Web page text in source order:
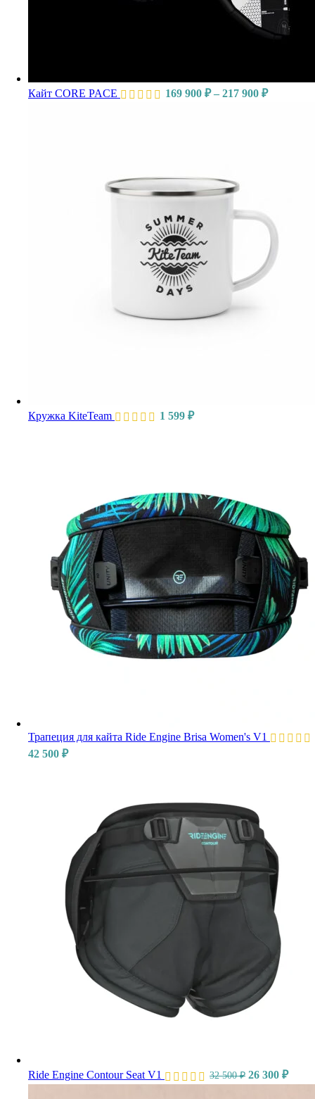
Кайт CORE PACE 169 900 ₽ – 217 900 ₽
Кружка KiteTeam 1 599 ₽
Трапеция для кайта Ride Engine Brisa Women's V1
42 500 ₽
Ride Engine Contour Seat V1 32 500₽ 26 300 ₽